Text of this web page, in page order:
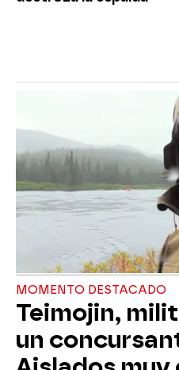
MOMENTO DESTACADO
Teimojin,
un